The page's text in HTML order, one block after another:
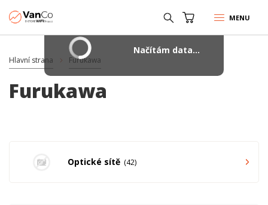
MENU
Hlavní strana Furukawa
Furukawa
Optické sítě 42
Načítám data...